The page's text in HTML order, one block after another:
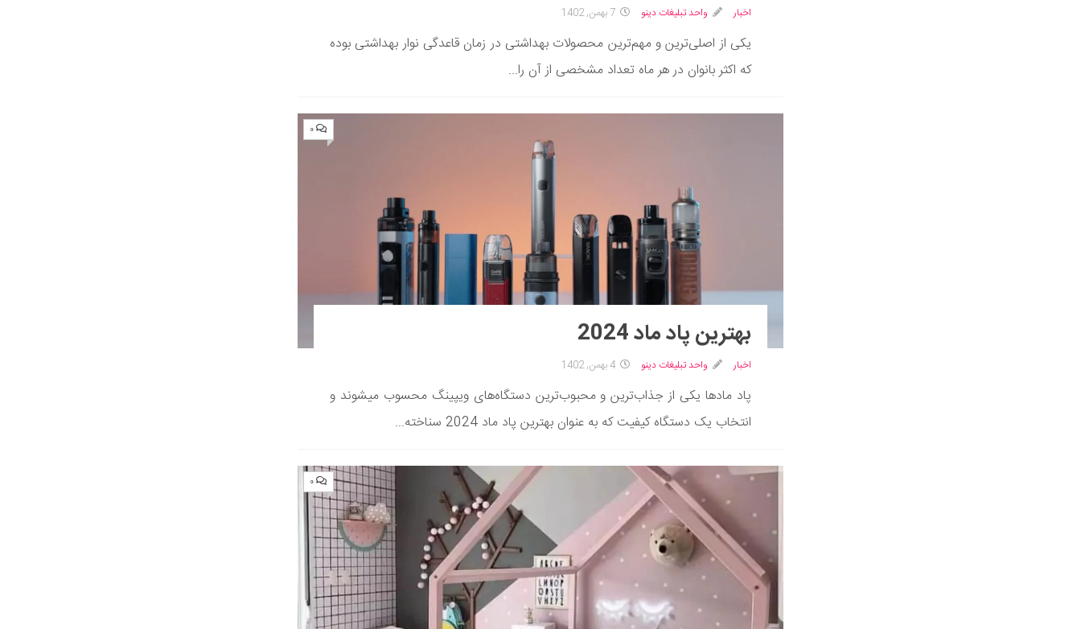
اخبار واحد تبلیغات دینو 7 بهمن, 1402
یکی از اصلی‌ترین و مهم‌ترین محصولات بهداشتی در زمان قاعدگی نوار بهداشتی بوده
که اکثر بانوان در هر ماه تعداد مشخصی از آن را...
۰
بهترین پاد ماد 2024
اخبار واحد تبلیغات دینو 4 بهمن, 1402
پاد مادها یکی از جذاب‌ترین و محبوب‌ترین دستگاه‌های ویپینگ محسوب میشوند و
انتخاب یک دستگاه کیفیت که به عنوان بهترین پاد ماد 2024 سناخته...
۰